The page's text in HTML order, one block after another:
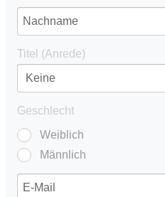
Titel (Anrede)
Geschlecht
Weiblich
Männlich